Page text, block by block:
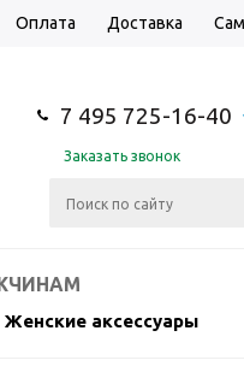
Оплата Доставка
7 495 725-16-40
Заказать звонок
Женские аксессуары